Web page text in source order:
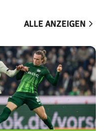
ALLE ANZEIGEN